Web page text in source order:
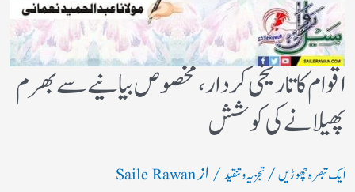
اقوام کا تاریخی کردار،مخصوص بیانیے سے بھرم
پھیلانے کی کوشش
ایک تبصرہ چھوڑیں/تجزیہ و تنقید/ ازSaile Rawan